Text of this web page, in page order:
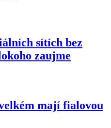
sítích bez
zaujme
mají fialovou